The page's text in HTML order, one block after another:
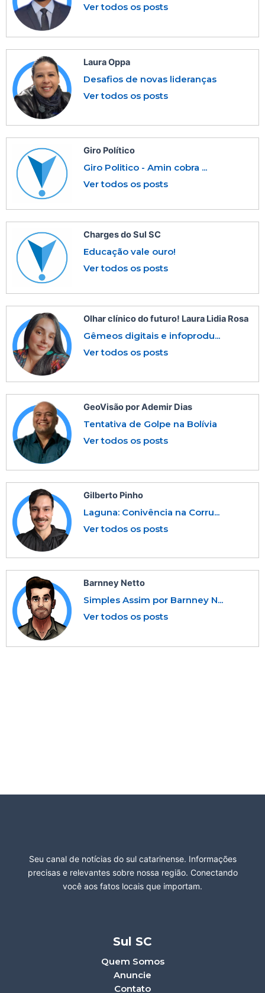
Ver todos os posts
Laura Oppa
Desafios de novas lideranças
Ver todos os posts
Giro Político
Giro Politico - Amin cobra ...
Ver todos os posts
Charges do Sul SC
Educação vale ouro!
Ver todos os posts
Olhar clínico do futuro! Laura Lidia Rosa
Gêmeos digitais e infoprodu...
Ver todos os posts
GeoVisão por Ademir Dias
Tentativa de Golpe na Bolívia
Ver todos os posts
Gilberto Pinho
Laguna: Conivência na Corru...
Ver todos os posts
Barnney Netto
Simples Assim por Barnney N...
Ver todos os posts
Seu canal de notícias do sul catarinense. Informações
precisas e relevantes sobre nossa região. Conectando
você aos fatos locais que importam.
Sul SC
Quem Somos
Anuncie
Contato